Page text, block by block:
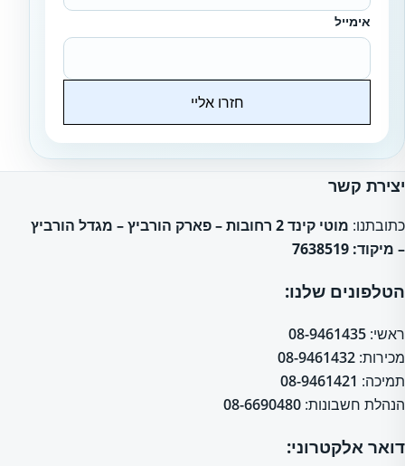
אימייל
חזרו אליי
יצירת קשר
כתובתנו:
מוטי קינד 2 רחובות – פארק הורביץ – מגדל הורביץ
– מיקוד: 7638519
הטלפונים שלנו:
ראשי: 08-9461435
מכירות: 08-9461432
תמיכה: 08-9461421
הנהלת חשבונות: 08-6690480
דואר אלקטרוני: